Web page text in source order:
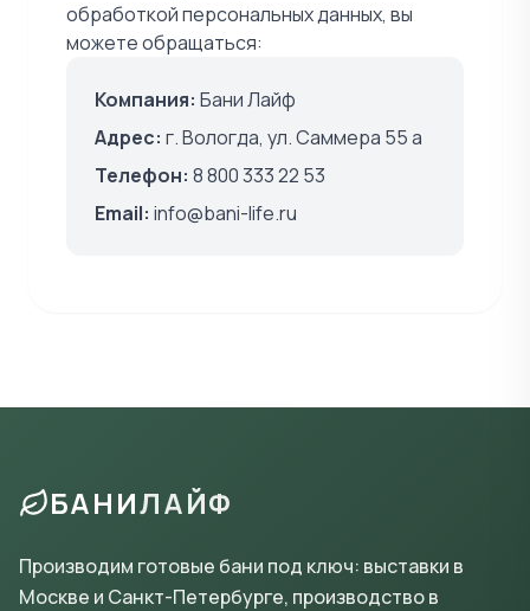
обработкой персональных данных, вы
можете обращаться:
Компания: Бани Лайф
Адрес: г. Вологда, ул. Саммера 55 а
Телефон: 8 800 333 22 53
Email: info@bani-life.ru
БАНИЛАЙФ
Производим готовые бани под ключ: выставки в
Москве и Санкт-Петербурге, производство в